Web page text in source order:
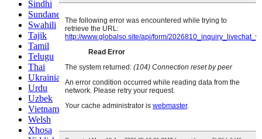
Sindhi
Sundanese
Swahili
Tajik
Tamil
Telugu
Thai
Ukrainian
Urdu
Uzbek
Vietnamese
Welsh
Xhosa